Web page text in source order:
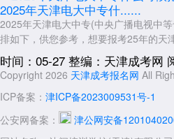
2025年天津电大中专什......
2025年天津电大中专(中央广播电视中
排如下，供您参考，想要报考25年的天
时间：05-27 整编：天津成考网
Copyright 2026 天津成考报名网 All
ICP备案： 津ICP备2023009531号-1
公安网备案：
津公网安备